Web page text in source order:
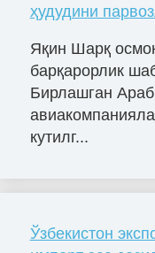
ҳудудини
Яқин Шарқ
барқарорлик
Бирлашган
кутилг...
Ўзбекистон